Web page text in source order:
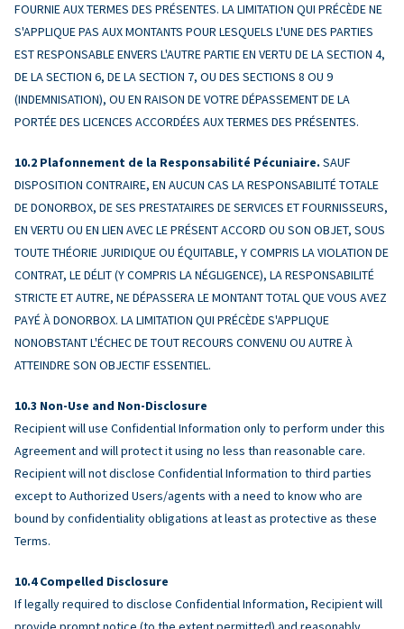
FOURNIE AUX TERMES DES PRÉSENTES. LA LIMITATION QUI PRÉCÈDE NE
S'APPLIQUE PAS AUX MONTANTS POUR LESQUELS L'UNE DES PARTIES
EST RESPONSABLE ENVERS L'AUTRE PARTIE EN VERTU DE LA SECTION 4,
DE LA SECTION 6, DE LA SECTION 7, OU DES SECTIONS 8 OU 9
(INDEMNISATION), OU EN RAISON DE VOTRE DÉPASSEMENT DE LA
PORTÉE DES LICENCES ACCORDÉES AUX TERMES DES PRÉSENTES.
Plafonnement de la Responsabilité Pécuniaire. SAUF
DISPOSITION CONTRAIRE, EN AUCUN CAS LA RESPONSABILITÉ TOTALE
DE DONORBOX, DE SES PRESTATAIRES DE SERVICES ET FOURNISSEURS,
EN VERTU OU EN LIEN AVEC LE PRÉSENT ACCORD OU SON OBJET, SOUS
TOUTE THÉORIE JURIDIQUE OU ÉQUITABLE, Y COMPRIS LA VIOLATION DE
CONTRAT, LE DÉLIT (Y COMPRIS LA NÉGLIGENCE), LA RESPONSABILITÉ
STRICTE ET AUTRE, NE DÉPASSERA LE MONTANT TOTAL QUE VOUS AVEZ
PAYÉ À DONORBOX. LA LIMITATION QUI PRÉCÈDE S'APPLIQUE
NONOBSTANT L'ÉCHEC DE TOUT RECOURS CONVENU OU AUTRE À
ATTEINDRE SON OBJECTIF ESSENTIEL.
Non-Use and Non-Disclosure
Recipient will use Confidential Information only to perform under this
Agreement and will protect it using no less than reasonable care.
Recipient will not disclose Confidential Information to third parties
except to Authorized Users/agents with a need to know who are
bound by confidentiality obligations at least as protective as these
Terms.
Compelled Disclosure
If legally required to disclose Confidential Information, Recipient will